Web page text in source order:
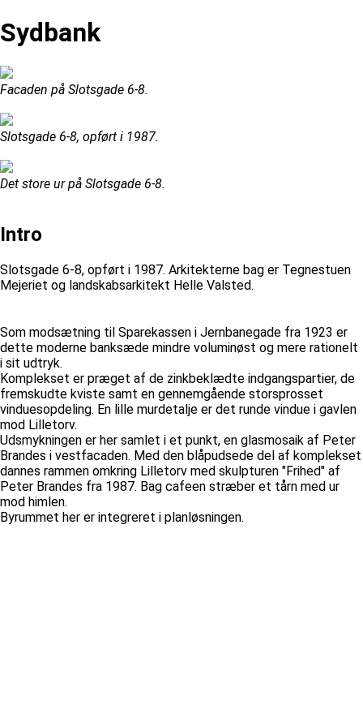
Sydbank
Facaden på Slotsgade 6-8.
Slotsgade 6-8, opført i 1987.
Det store ur på Slotsgade 6-8.
Intro
Slotsgade 6-8, opført i 1987. Arkitekterne bag er Tegnestuen
Mejeriet og landskabsarkitekt Helle Valsted.
Som modsætning til Sparekassen i Jernbanegade fra 1923 er
dette moderne banksæde mindre voluminøst og mere rationelt
i sit udtryk.
Komplekset er præget af de zinkbeklædte indgangspartier, de
fremskudte kviste samt en gennemgående storsprosset
vinduesopdeling. En lille murdetalje er det runde vindue i gavlen
mod Lilletorv.
Udsmykningen er her samlet i et punkt, en glasmosaik af Peter
Brandes i vestfacaden. Med den blåpudsede del af komplekset
dannes rammen omkring Lilletorv med skulpturen "Frihed" af
Peter Brandes fra 1987. Bag cafeen stræber et tårn med ur
mod himlen.
Byrummet her er integreret i planløsningen.